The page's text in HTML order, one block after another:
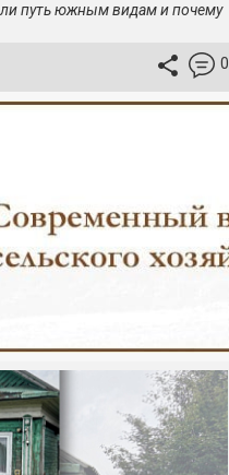
путь южным видам и почему
0